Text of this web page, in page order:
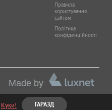
Правила
користування
сайтом
Політика
конфіденційності
Made by
Куки! ГАРАЗД